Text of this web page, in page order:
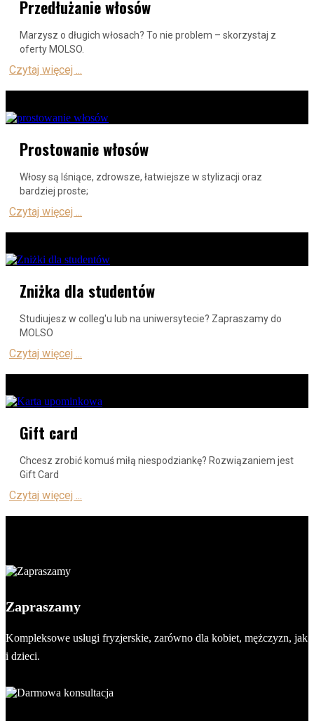
Przedłużanie włosów
Marzysz o długich włosach? To nie problem – skorzystaj z
oferty MOLSO.
Czytaj więcej ...
Prostowanie włosów
Włosy są lśniące, zdrowsze, łatwiejsze w stylizacji oraz
bardziej proste;
Czytaj więcej ...
Zniżka dla studentów
Studiujesz w colleg'u lub na uniwersytecie? Zapraszamy do
MOLSO
Czytaj więcej ...
Gift card
Chcesz zrobić komuś miłą niespodziankę? Rozwiązaniem jest
Gift Card
Czytaj więcej ...
Zapraszamy
Kompleksowe usługi fryzjerskie, zarówno dla kobiet, mężczyzn, jak
i dzieci.